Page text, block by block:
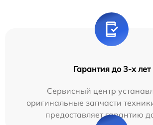
Гарантия до 3-х лет
Сервисный центр
оригинальные запчасти
предоставляет гарантию